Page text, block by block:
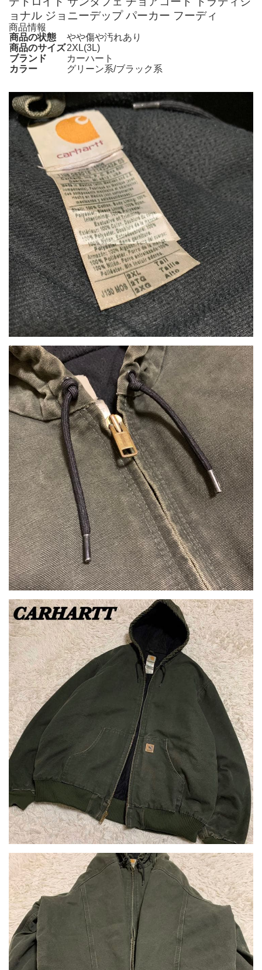
ョナル ジョニーデップ パーカー フーディ
商品情報
商品の状態
やや傷や汚れあり
商品のサイズ2XL(3L)
ブランド
カーハート
カラー
グリーン系/ブラック系